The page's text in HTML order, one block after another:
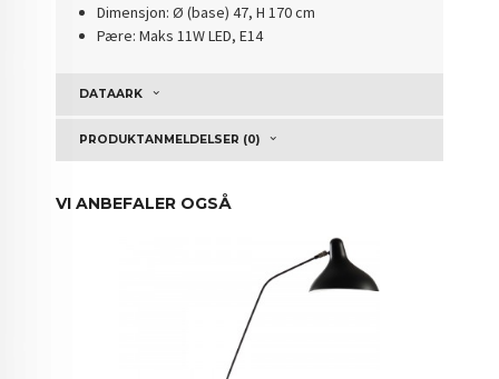
Dimensjon: Ø (base) 47, H 170 cm
Pære: Maks 11W LED, E14
DATAARK
PRODUKTANMELDELSER (0)
VI ANBEFALER OGSÅ